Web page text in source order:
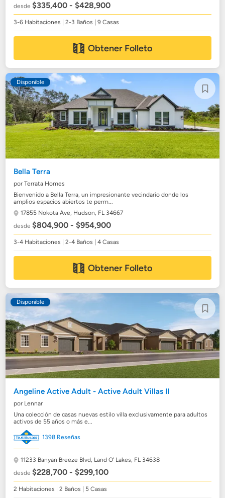
desde$335,400 - $428,900
3-6 Habitaciones | 2-3 Baños | 9 Casas
Obtener Folleto
Disponible
Bella Terra
por Terrata Homes
Bienvenido a Bella Terra, un impresionante vecindario donde los
amplios espacios abiertos te perm...
17855 Nokota Ave, Hudson, FL 34667
desde$804,900 - $954,900
3-4 Habitaciones | 2-4 Baños | 4 Casas
Obtener Folleto
Disponible
Angeline Active Adult - Active Adult Villas II
por Lennar
Una colección de casas nuevas estilo villa exclusivamente para adultos
activos de 55 años o más e...
1398 Reseñas
11233 Banyan Breeze Blvd, Land O' Lakes, FL 34638
desde$228,700 - $299,100
2 Habitaciones | 2 Baños | 5 Casas